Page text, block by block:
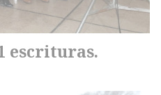
escrituras.